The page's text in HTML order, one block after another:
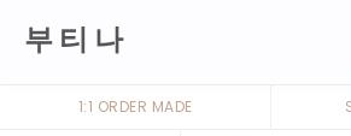
부 티 나
1:1 ORDER MADE